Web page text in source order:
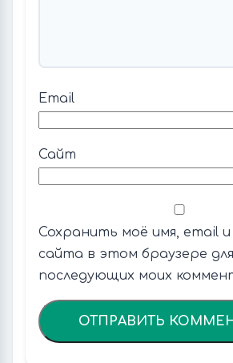
Email
Сайт
Сохранить моё имя, email
сайта в этом браузере для
последующих моих